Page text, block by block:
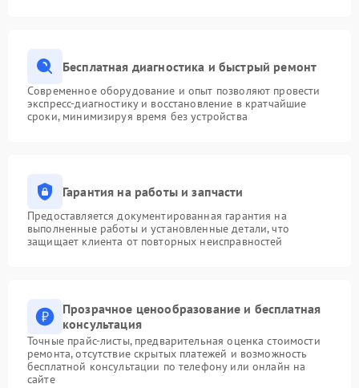
Бесплатная диагностика и быстрый ремонт
Современное оборудование и опыт позволяют провести
экспресс-диагностику и восстановление в кратчайшие
сроки, минимизируя время без устройства
Гарантия на работы и запчасти
Предоставляется документированная гарантия на
выполненные работы и установленные детали, что
защищает клиента от повторных неисправностей
Прозрачное ценообразование и бесплатная
консультация
Точные прайс-листы, предварительная оценка стоимости
ремонта, отсутствие скрытых платежей и возможность
бесплатной консультации по телефону или онлайн на
сайте